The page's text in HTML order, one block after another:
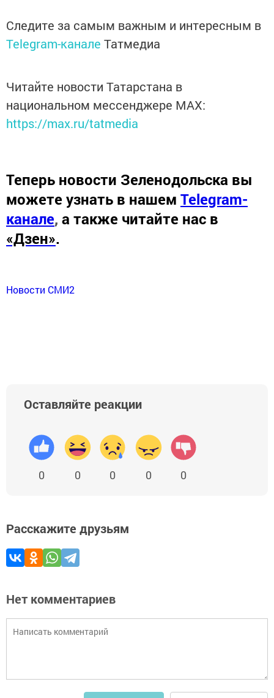
Следите за самым важным и интересным в
Telegram-канале Татмедиа
Читайте новости Татарстана в
национальном мессенджере MАХ:
https://max.ru/tatmedia
Теперь новости Зеленодольска вы
можете узнать в нашем Telegram-
канале, а также читайте нас в
«Дзен».
Новости СМИ2
Оставляйте реакции
0 0 0 0 0
Расскажите друзьям
Нет комментариев